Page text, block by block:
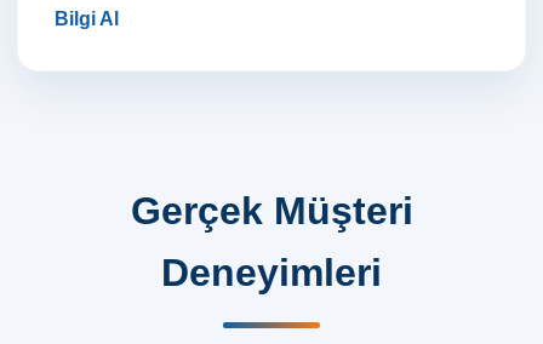
Bilgi Al
Gerçek Müşteri
Deneyimleri